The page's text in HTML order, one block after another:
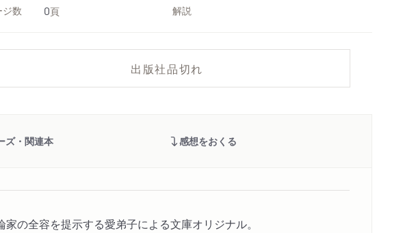
数 0頁 解説
出版社品切れ
ズ・関連本 感想をおくる
の全容を提示する愛弟子による文庫オリジナル。